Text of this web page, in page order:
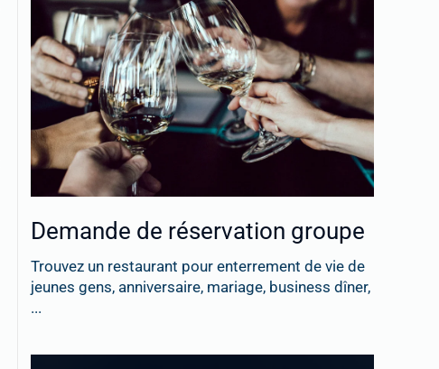
Demande de réservation groupe
Trouvez un restaurant pour enterrement de vie de
jeunes gens, anniversaire, mariage, business dîner,
...